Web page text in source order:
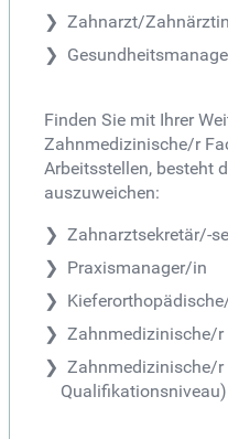
Zahnarzt/
Finden Sie mit Ihrer
Zahnmedizinische/r
Arbeitsstellen, besteht
auszuweichen:
Zahnarztsekretär/-
Praxismanager/in
Zahnmedizinische/
Zahnmedizinische/r
Qualifikationsniveau)